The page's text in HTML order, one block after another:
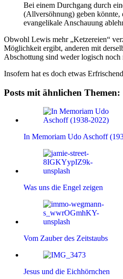
Bei einem Durchgang durch
(Allversöhnung) geben könnte,
evangelikale Anschauung
Obwohl Lewis mehr „Ketzereien“
Möglichkeit ergibt, anderen mit
Abschottung sind weder logisch
Insofern hat es doch etwas
Posts mit ähnlichen Themen:
In Memoriam Udo Aschoff
Was uns die Engel zeigen
Vom Zauber des Zeitstaubs
Jesus und die Eichhörnchen